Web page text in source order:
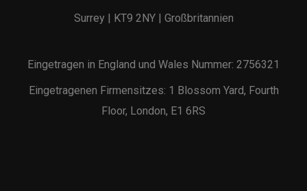
Surrey | KT9 2NY | Großbritannien
Eingetragen in England und Wales Nummer: 2756321
Eingetragenen Firmensitzes: 1 Blossom Yard, Fourth
Floor, London, E1 6RS